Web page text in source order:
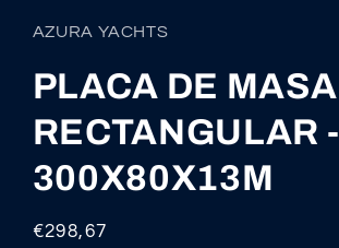
1
en
ventana
modal
AZURA YACHTS
PLACA DE MASA
RECTANGULAR -
300X80X13M
Precio
€298,67